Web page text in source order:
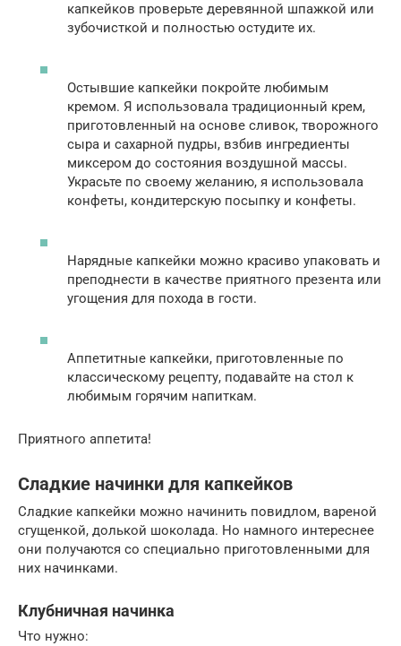
капкейков проверьте деревянной шпажкой или
зубочисткой и полностью остудите их.
Остывшие капкейки покройте любимым
кремом. Я использовала традиционный крем,
приготовленный на основе сливок, творожного
сыра и сахарной пудры, взбив ингредиенты
миксером до состояния воздушной массы.
Украсьте по своему желанию, я использовала
конфеты, кондитерскую посыпку и конфеты.
Нарядные капкейки можно красиво упаковать и
преподнести в качестве приятного презента или
угощения для похода в гости.
Аппетитные капкейки, приготовленные по
классическому рецепту, подавайте на стол к
любимым горячим напиткам.
Приятного аппетита!
Сладкие начинки для капкейков
Сладкие капкейки можно начинить повидлом, вареной
сгущенкой, долькой шоколада. Но намного интереснее
они получаются со специально приготовленными для
них начинками.
Клубничная начинка
Что нужно: